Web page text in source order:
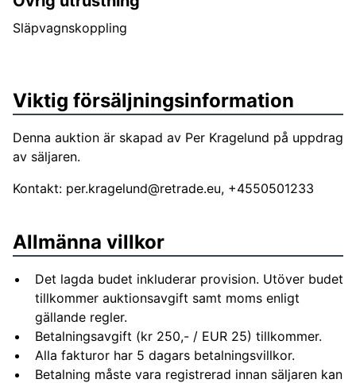
Släpvagnskoppling
Viktig försäljningsinformation
Denna auktion är skapad av Per Kragelund på uppdrag
av säljaren.
Kontakt: per.kragelund@retrade.eu, +4550501233
Allmänna villkor
Det lagda budet inkluderar provision. Utöver budet
tillkommer auktionsavgift samt moms enligt
gällande regler.
Betalningsavgift (kr 250,- / EUR 25) tillkommer.
Alla fakturor har 5 dagars betalningsvillkor.
Betalning måste vara registrerad innan säljaren kan